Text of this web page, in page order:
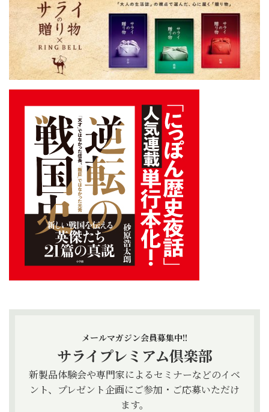
メールマガジン会員募集中!!
サライプレミアム倶楽部
新製品体験会や専門家によるセミナーなどのイベ
ント、プレゼント企画にご参加・ご応募いただけ
ます。